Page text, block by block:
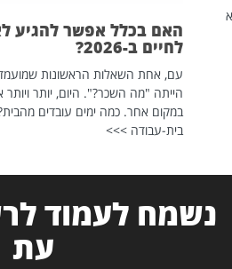
האם בכלל אפשר להגיע
לחיים ב-2026?
עם, אחת השאלות הראשונות
הייתה "מה השכר?". היום, יותר ויותר
במקום אחר. כמה ימים עובדים
בית-עבודה >>>
נשמח לעמוד
עת